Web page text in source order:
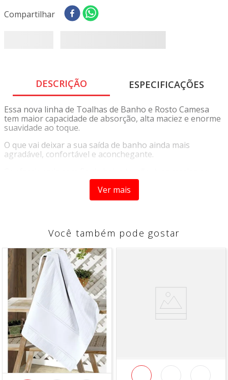
Compartilhar
DESCRIÇÃO ESPECIFICAÇÕES
Essa nova linha de Toalhas de Banho e Rosto Camesa
tem maior capacidade de absorção, alta maciez e enorme
suavidade ao toque.
O que vai deixar a sua saída de banho ainda mais
agradável, confortável e aconchegante.
contato e com a Tecnologia Nanosoft, permite maior
•Permitido alvejamento somente com oxigênio/não usar
alvejante clorado
•Não secar em tambor.
•Secagem em varal.
•Temperatura máxima da base do ferro a 110 ºC vapor
pode causar danos irreversíveis.
•Não limpar a seco, não remover manchas com solventes.
•Limpeza a úmido profissional. Processo muito suave.
Ver mais
Você também pode gostar